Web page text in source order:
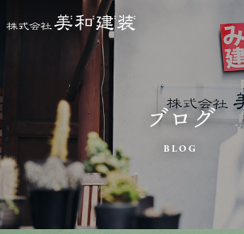
クリーニング
口コミ・レビュー紹介
会社案内
ブログ
BLOG